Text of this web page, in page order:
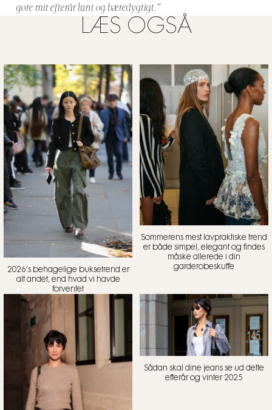
gøre mit efterår lunt og bæredygtigt.”
LÆS OGSÅ
2026’s behagelige buksetrend er
alt andet, end hvad vi havde
forventet
Sommerens mest lavpraktiske trend
er både simpel, elegant og findes
måske allerede i din
garderobeskuffe
Sådan skal dine jeans se ud dette
efterår og vinter 2025